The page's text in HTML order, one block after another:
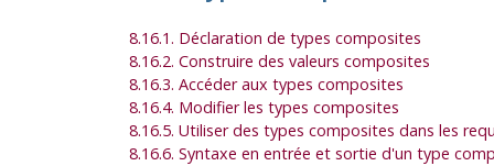
8.16.1. Déclaration de types composites
8.16.2. Construire des valeurs composites
8.16.3. Accéder aux types composites
8.16.4. Modifier les types composites
8.16.5. Utiliser des types composites dans les
8.16.6. Syntaxe en entrée et sortie d'un type